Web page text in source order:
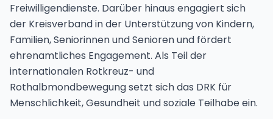
Freiwilligendienste. Darüber hinaus engagiert sich
der Kreisverband in der Unterstützung von Kindern,
Familien, Seniorinnen und Senioren und fördert
ehrenamtliches Engagement. Als Teil der
internationalen Rotkreuz- und
Rothalbmondbewegung setzt sich das DRK für
Menschlichkeit, Gesundheit und soziale Teilhabe ein.